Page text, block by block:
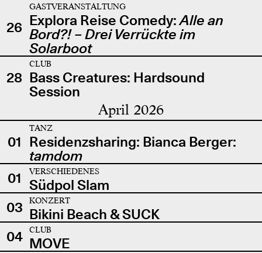
26
GASTVERANSTALTUNG
Explora Reise Comedy:Alle an
Bord?! – Drei Verrückte im
Solarboot
28
CLUB
Bass Creatures: Hardsound
Session
April 2026
01
TANZ
Residenzsharing: Bianca Berger:
tamdom
01
VERSCHIEDENES
Südpol Slam
03
KONZERT
Bikini Beach & SUCK
04
CLUB
MOVE